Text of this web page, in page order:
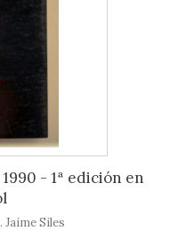
- 1ª edición en
Siles